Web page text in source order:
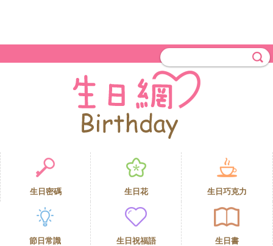
生日密碼 生日花 生日巧克力
節日常識 生日祝福語 生日書